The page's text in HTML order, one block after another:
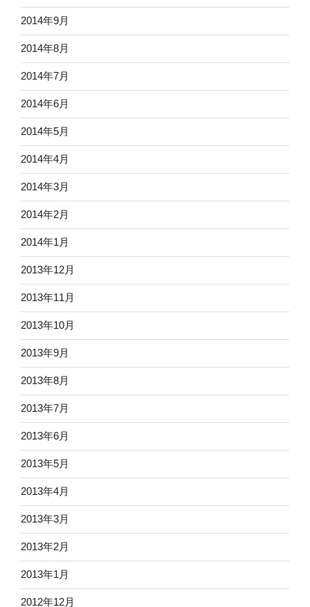
2014年9月
2014年8月
2014年7月
2014年6月
2014年5月
2014年4月
2014年3月
2014年2月
2014年1月
2013年12月
2013年11月
2013年10月
2013年9月
2013年8月
2013年7月
2013年6月
2013年5月
2013年4月
2013年3月
2013年2月
2013年1月
2012年12月